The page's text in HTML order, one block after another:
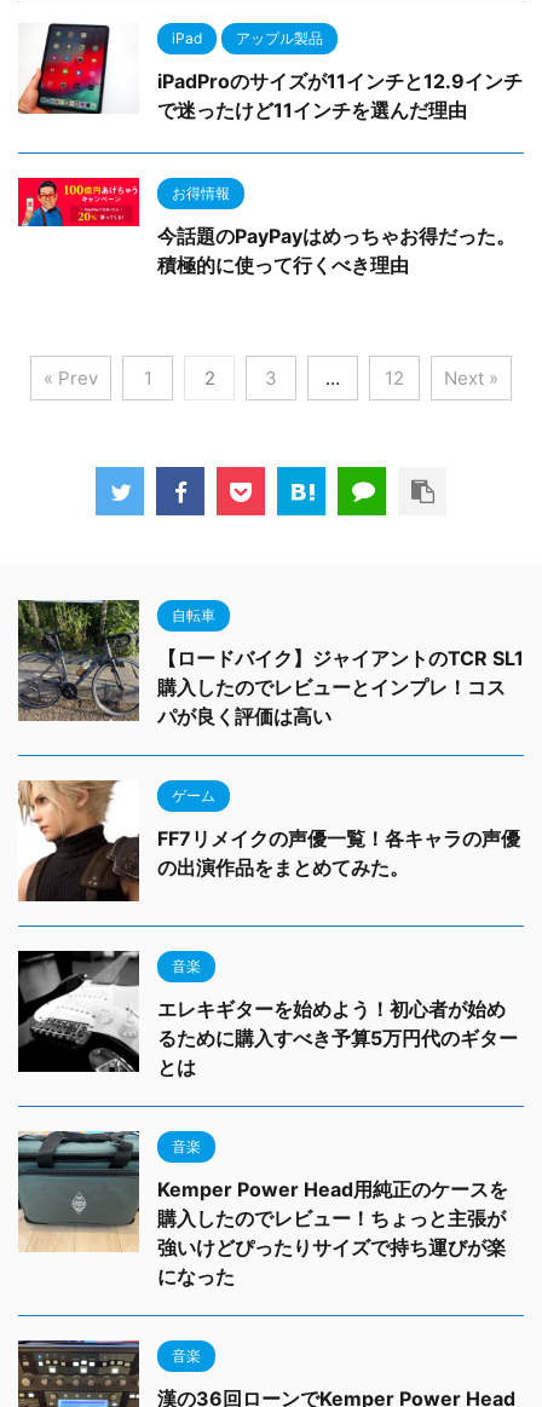
iPad アップル製品
iPadProのサイズが11インチと12.9インチ
で迷ったけど11インチを選んだ理由
お得情報
今話題のPayPayはめっちゃお得だった。
積極的に使って行くべき理由
« Prev 1 2 3 … 12 Next »
自転車
【ロードバイク】ジャイアントのTCR SL1
購入したのでレビューとインプレ！コス
パが良く評価は高い
ゲーム
FF7リメイクの声優一覧！各キャラの声優
の出演作品をまとめてみた。
音楽
エレキギターを始めよう！初心者が始め
るために購入すべき予算5万円代のギター
とは
音楽
Kemper Power Head用純正のケースを
購入したのでレビュー！ちょっと主張が
強いけどぴったりサイズで持ち運びが楽
になった
音楽
漢の36回ローンでKemper Power Head